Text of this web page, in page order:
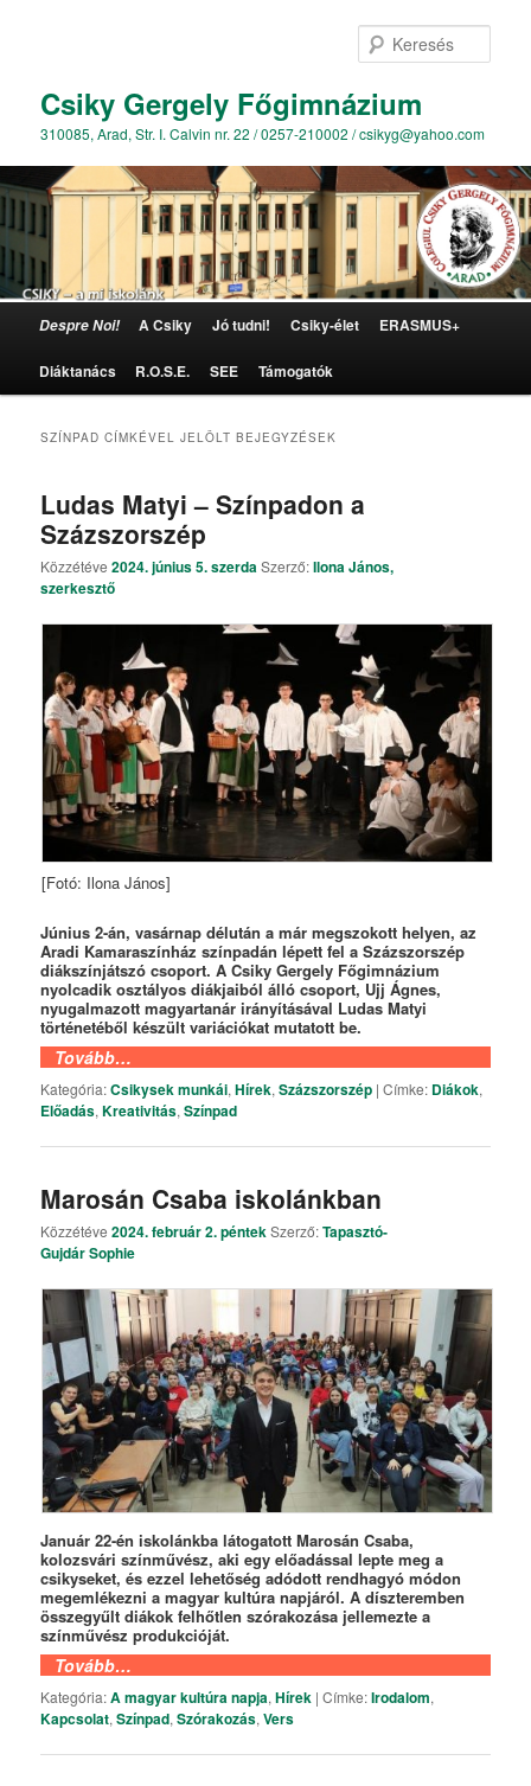
Csiky Gergely Főgimnázium
310085, Arad, Str. I. Calvin nr. 22 / 0257-210002 / csikyg@yahoo.com
Tovább az elsődleges tartalomra
Tovább a másodlagos tartalomra
Despre Noi! A Csiky Jó tudni! Csiky-élet ERASMUS+
Diáktanács R.O.S.E. SEE Támogatók
SZÍNPAD CÍMKÉVEL JELÖLT BEJEGYZÉSEK
Ludas Matyi – Színpadon a
Százszorszép
Közzétéve2024. június 5. szerdaSzerző:Ilona János,
szerkesztő
[Fotó: Ilona János]
Június 2-án, vasárnap délután a már megszokott helyen, az
Aradi Kamaraszínház színpadán lépett fel a Százszorszép
diákszínjátszó csoport. A Csiky Gergely Főgimnázium
nyolcadik osztályos diákjaiból álló csoport, Ujj Ágnes,
nyugalmazott magyartanár irányításával Ludas Matyi
történetéből készült variációkat mutatott be.
Tovább…
Kategória:Csikysek munkái,Hírek,Százszorszép |Címke: Diákok,
Előadás,Kreativitás,Színpad
Marosán Csaba iskolánkban
Közzétéve2024. február 2. péntekSzerző:Tapasztó-
Gujdár Sophie
Január 22-én iskolánkba látogatott Marosán Csaba,
kolozsvári színművész, aki egy előadással lepte meg a
csikyseket, és ezzel lehetőség adódott rendhagyó módon
megemlékezni a magyar kultúra napjáról. A díszteremben
összegyűlt diákok felhőtlen szórakozása jellemezte a
színművész produkcióját.
Tovább…
Kategória:A magyar kultúra napja,Hírek |Címke:Irodalom,
Kapcsolat,Színpad,Szórakozás,Vers